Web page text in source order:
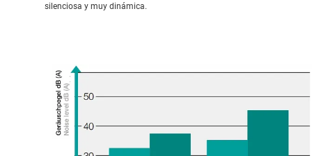
silenciosa y muy dinámica.